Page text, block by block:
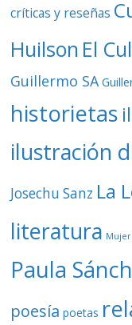
críticas y reseñas
Huilson El
Guillermo SA
historietas
ilustración
Josechu Sanz La
literatura
Paula
poesía poetas